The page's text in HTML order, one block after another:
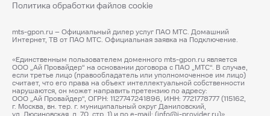
Политика обработки файлов cookie
mts-gpon.ru – Официальный дилер услуг ПАО МТС. Домашний
Интернет, ТВ от ПАО МТС. Официальная заявка на Подключение.
«Единственным пользователем доменного mts-gpon.ru является
ООО „Ай Провайдер“ на основании договора с ПАО „МТС“. В случае,
если третье лицо (правообладатель или уполномоченное им лицо)
считает, что его права на объект интеллектуальной собственности
нарушаются, он может направить претензию по адресу:
ООО „Ай Провайдер“, ОГРН: 1127747241896, ИНН: 7721778777 (115162,
г. Москва, вн. тер. г. муниципальный округ Даниловский,